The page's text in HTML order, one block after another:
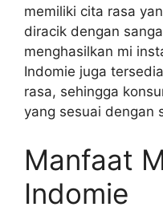
memiliki cita rasa
diracik dengan
menghasilkan mi
Indomie juga
rasa, sehingga
yang sesuai dengan
Manfaat
Indomie